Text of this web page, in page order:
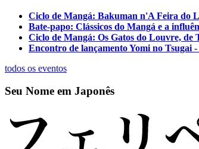
Ciclo de Mangá: Bakuman n'A Feira do
Bate-papo: Clássicos do Mangá e a
Ciclo de Mangá: Os Gatos do Louvre, de
Encontro de lançamento Yomi no Tsugai
todos os eventos
Seu Nome em Japonês